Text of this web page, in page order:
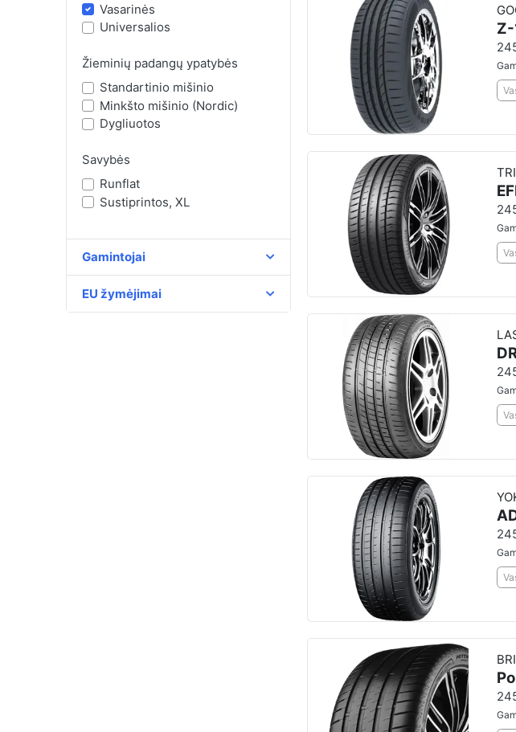
Vasarinės
Universalios
Žieminių padangų ypatybės
Standartinio mišinio
Minkšto mišinio (Nordic)
Dygliuotos
Savybės
Runflat
Sustiprintos, XL
Gamintojai
EU žymėjimai